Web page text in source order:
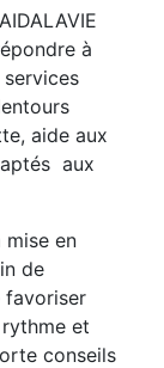
à
aide aux
aux
mise en
de
favoriser
et
conseils